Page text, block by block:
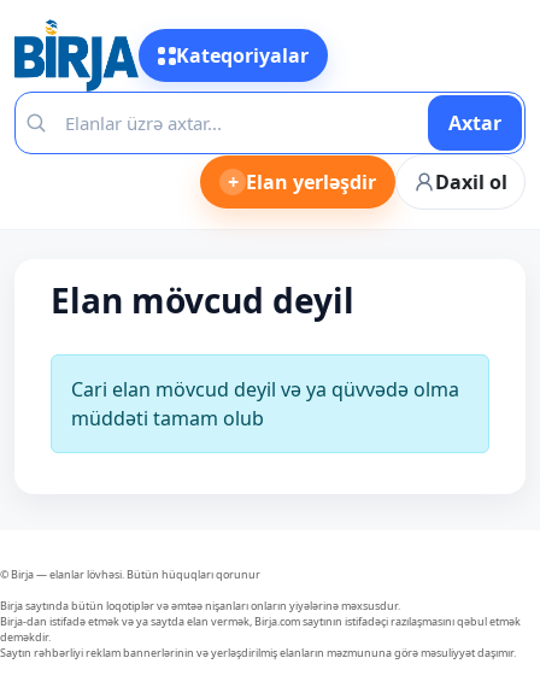
Kateqoriyalar
Axtar
+ Elan yerləşdir Daxil ol
Elan mövcud deyil
Cari elan mövcud deyil və ya qüvvədə olma
müddəti tamam olub
© Birja — elanlar lövhəsi. Bütün hüquqları qorunur
Birja saytında bütün loqotiplər və əmtəə nişanları onların yiyələrinə məxsusdur.
Birja-dan istifadə etmək və ya saytda elan vermək, Birja.com saytının istifadəçi razılaşmasını qəbul etmək
deməkdir.
Saytın rəhbərliyi reklam bannerlərinin və yerləşdirilmiş elanların məzmununa görə məsuliyyət daşımır.